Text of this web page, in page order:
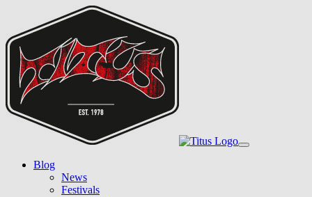
main
content
Toggle
Blog
News
Festivals